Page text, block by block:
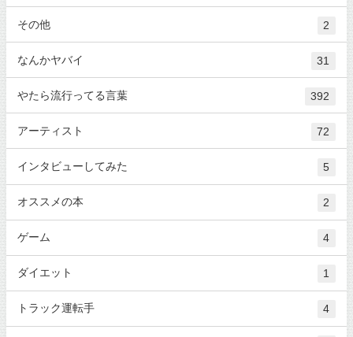
その他 2
なんかヤバイ 31
やたら流行ってる言葉 392
アーティスト 72
インタビューしてみた 5
オススメの本 2
ゲーム 4
ダイエット 1
トラック運転手 4